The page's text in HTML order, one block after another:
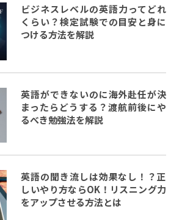
ビジネスレベルの英語力ってどれ
くらい？検定試験での目安と身に
つける方法を解説
英語ができないのに海外赴任が決
まったらどうする？渡航前後にや
るべき勉強法を解説
英語の聞き流しは効果なし！？正
しいやり方ならOK！リスニング力
をアップさせる方法とは